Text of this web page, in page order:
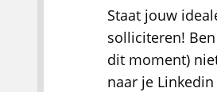
Staat jouw
solliciteren!
dit moment)
naar je